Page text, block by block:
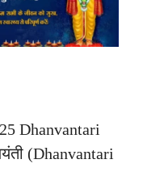
Dhanvantari
(Dhanvantari